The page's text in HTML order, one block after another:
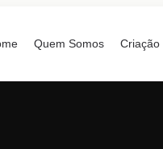
Quem Somos Criação